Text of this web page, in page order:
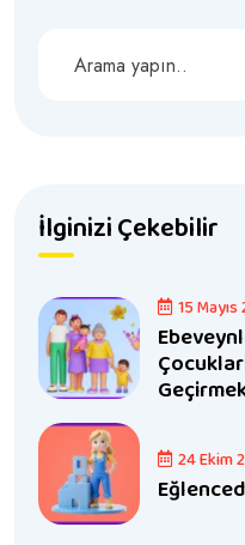
İlginizi Çekebilir
15
24 Ekim